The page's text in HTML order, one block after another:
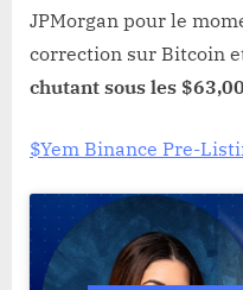
JPMorgan pour le
correction sur Bitcoin
chutant sous les
$Yem Binance Pre-